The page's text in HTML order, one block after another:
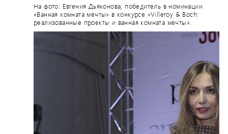
На фото: Евгения Дьяконова, победитель в номинации
«Ванная комната мечты» в конкурсе «Villeroy & Boch:
реализованные проекты и ванная комната мечты».